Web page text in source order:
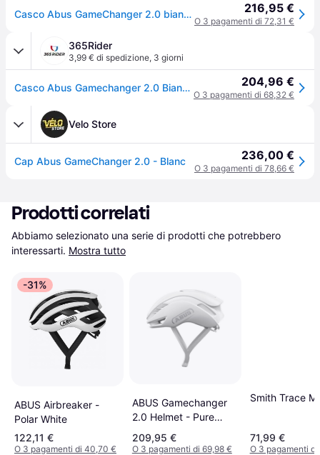
Casco Abus GameChanger 2.0 bianco - M - White 216,95 €
O 3 pagamenti di 72,31 €
365Rider
3,99 € di spedizione, 3 giorni
Casco Abus Gamechanger 2.0 Bianco Brillante, Taglia M: 54-58 cm 204,96 €
O 3 pagamenti di 68,32 €
Velo Store
Cap Abus GameChanger 2.0 - Blanc 236,00 €
O 3 pagamenti di 78,66 €
Prodotti correlati
Abbiamo selezionato una serie di prodotti che potrebbero
interessarti. Mostra tutto
-31%
ABUS Airbreaker -
Polar White
122,11 €
O 3 pagamenti di 40,70 €
ABUS Gamechanger
2.0 Helmet - Pure
White
209,95 €
O 3 pagamenti di 69,98 €
Smith Trace
71,99 €
O 3 pagamenti